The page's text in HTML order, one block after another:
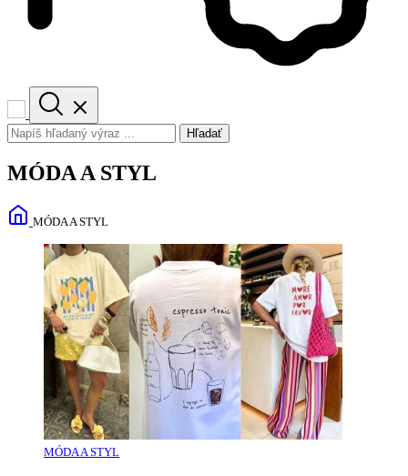
Hľadať
MÓDA A STYL
MÓDA A STYL
MÓDA A STYL